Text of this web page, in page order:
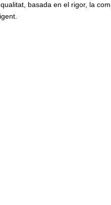
basada en el rigor, la